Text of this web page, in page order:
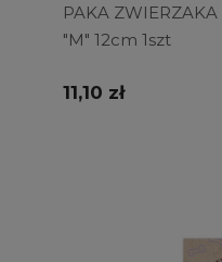
PAKA
"M" 12cm 1szt
11,10 zł